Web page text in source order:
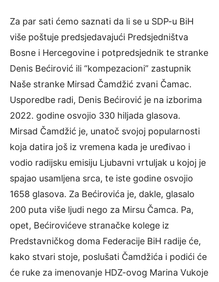
Za par sati ćemo saznati da li se u SDP-u BiH
više poštuje predsjedavajući Predsjedništva
Bosne i Hercegovine i potpredsjednik te stranke
Denis Bećirović ili “kompezacioni” zastupnik
Naše stranke Mirsad Čamdžić zvani Čamac.
Usporedbe radi, Denis Bećirović je na izborima
2022. godine osvojio 330 hiljada glasova.
Mirsad Čamdžić je, unatoč svojoj popularnosti
koja datira još iz vremena kada je uređivao i
vodio radijsku emisiju Ljubavni vrtuljak u kojoj je
spajao usamljena srca, te iste godine osvojio
1658 glasova. Za Bećirovića je, dakle, glasalo
200 puta više ljudi nego za Mirsu Čamca. Pa,
opet, Bećirovićeve stranačke kolege iz
Predstavničkog doma Federacije BiH radije će,
kako stvari stoje, poslušati Čamdžića i podići će
će ruke za imenovanje HDZ-ovog Marina Vukoje